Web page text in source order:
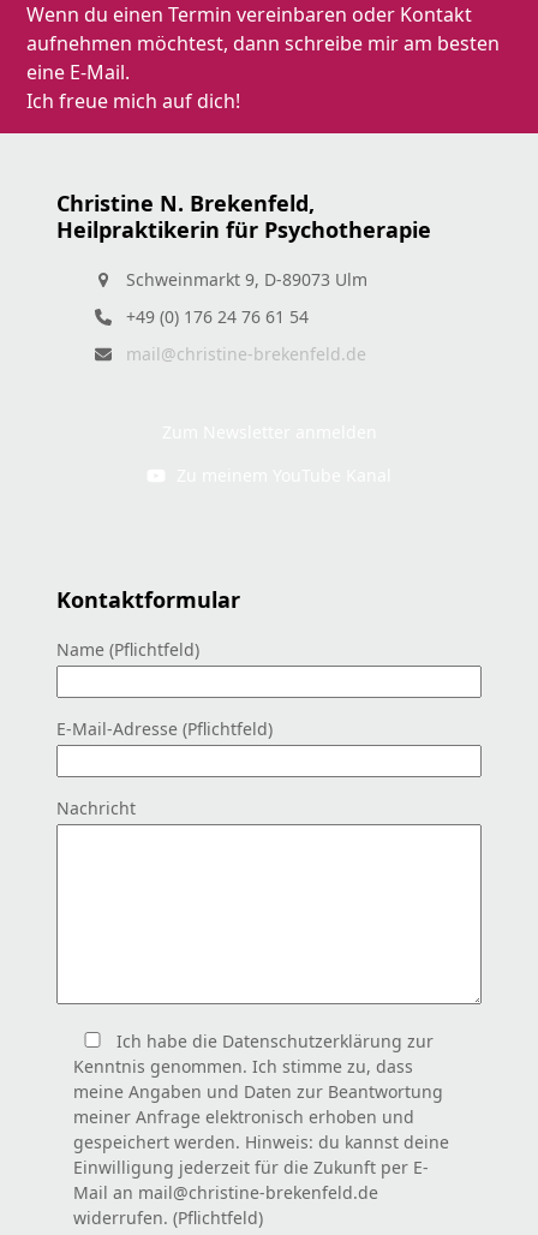
Wenn du einen Termin vereinbaren oder Kontakt
aufnehmen möchtest, dann schreibe mir am besten
eine E-Mail.
Ich freue mich auf dich!
Christine N. Brekenfeld,
Heilpraktikerin für Psychotherapie
Schweinmarkt 9, D-89073 Ulm
+49 (0) 176 24 76 61 54
mail@christine-brekenfeld.de
Kontaktformular
Name (Pflichtfeld)
E-Mail-Adresse (Pflichtfeld)
Nachricht
Ich habe die Datenschutzerklärung zur
Kenntnis genommen. Ich stimme zu, dass
meine Angaben und Daten zur Beantwortung
meiner Anfrage elektronisch erhoben und
gespeichert werden. Hinweis: du kannst deine
Einwilligung jederzeit für die Zukunft per E-
Mail an mail@christine-brekenfeld.de
widerrufen. (Pflichtfeld)